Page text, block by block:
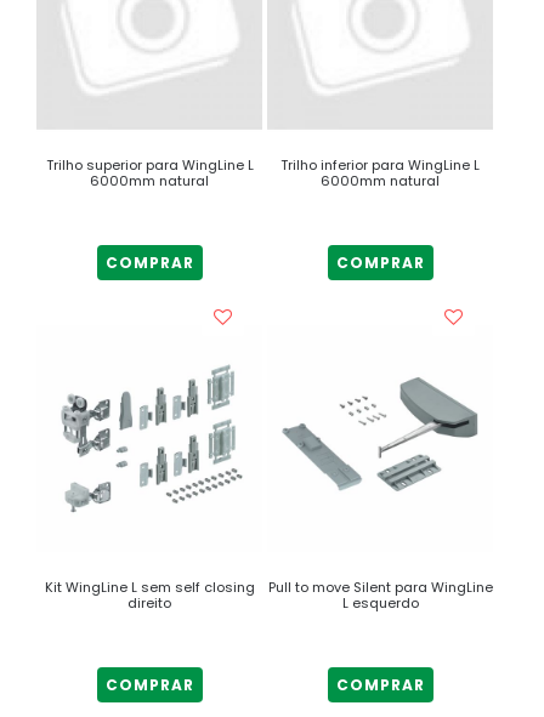
Trilho superior para WingLine L
6000mm natural
COMPRAR
Trilho inferior para WingLine L
6000mm natural
COMPRAR
Kit WingLine L sem self closing
direito
COMPRAR
Pull to move Silent para WingLine
L esquerdo
COMPRAR